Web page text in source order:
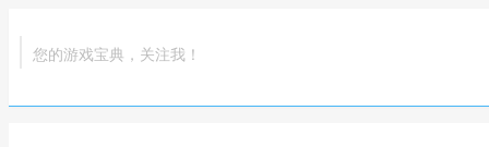
您的游戏宝典，关注我！